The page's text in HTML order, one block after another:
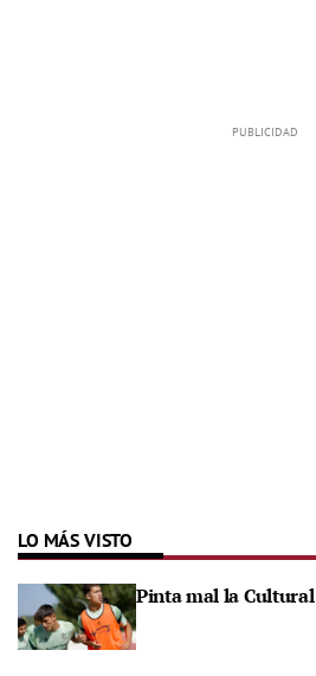
LO MÁS VISTO
Pinta mal la Cultural